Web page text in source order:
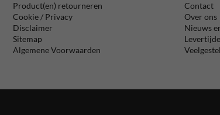
Product(en) retourneren
Cookie / Privacy
Disclaimer
Sitemap
Algemene Voorwaarden
Contact
Over ons
Nieuws